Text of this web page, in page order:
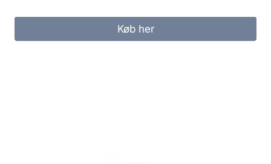
Køb her